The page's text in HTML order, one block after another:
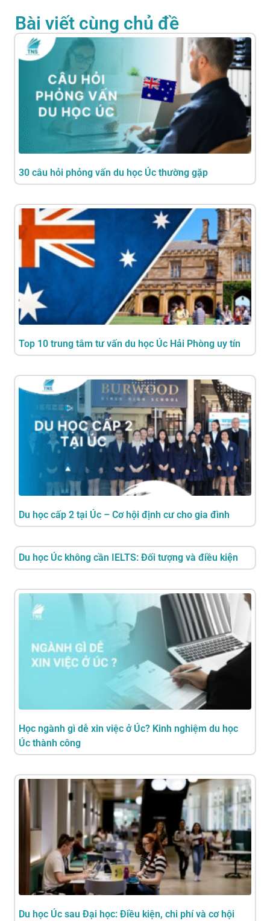
Bài viết cùng chủ đề
30 câu hỏi phỏng vấn du học Úc thường gặp
Top 10 trung tâm tư vấn du học Úc Hải Phòng uy tín
Du học cấp 2 tại Úc – Cơ hội định cư cho gia đình
Du học Úc không cần IELTS: Đối tượng và điều kiện
Học ngành gì dễ xin việc ở Úc? Kinh nghiệm du học
Úc thành công
Du học Úc sau Đại học: Điều kiện, chi phí và cơ hội